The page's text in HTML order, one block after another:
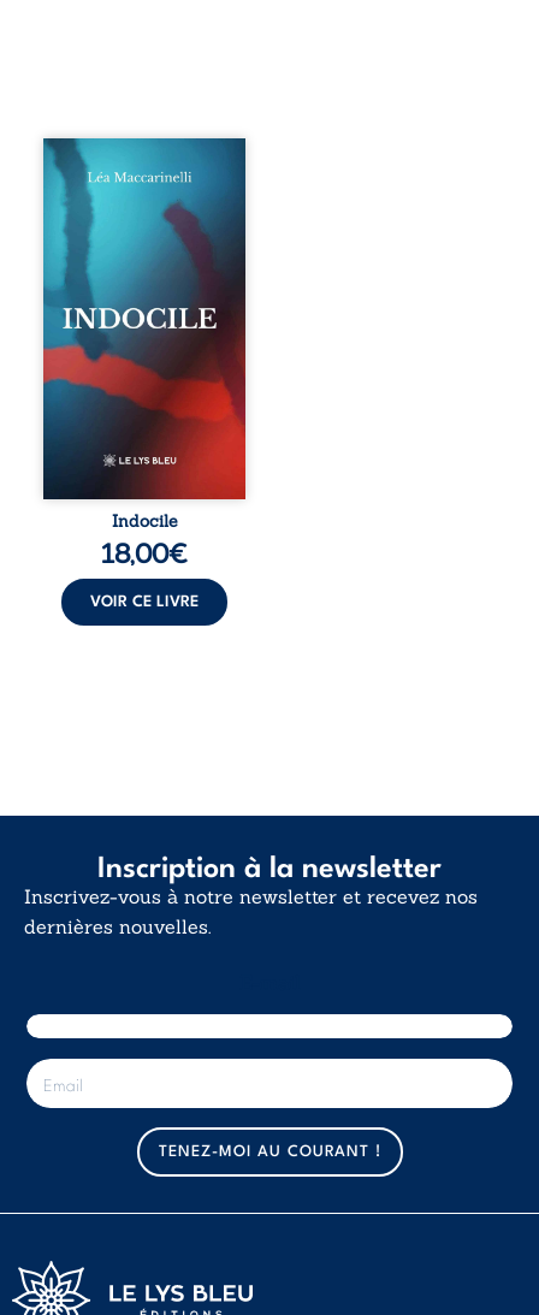
Quatre parties.
Quatre refus.
Quatre visages
d’une existence en
friction. Entre les
silences qu’on ne
déchiffre pas, les
amours qu’on
dérange, les corps
qu’on administre
et les liens qu’on
sabote, cet
ouvrage parle à
vivent trop fort,
trop vrai, trop tôt.
traversée. Une
langue nue. Une
insurrection
calme. Une
déclaration
d’existence pour ...
Indocile
18,00€
VOIR CE LIVRE
Inscription à la newsletter
Inscrivez-vous à notre newsletter et recevez nos
dernières nouvelles.
E
-
m
TENEZ-MOI AU COURANT !